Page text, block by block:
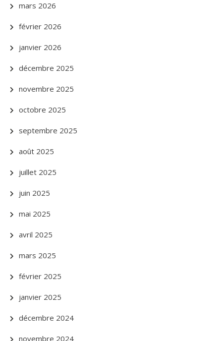
mars 2026
février 2026
janvier 2026
décembre 2025
novembre 2025
octobre 2025
septembre 2025
août 2025
juillet 2025
juin 2025
mai 2025
avril 2025
mars 2025
février 2025
janvier 2025
décembre 2024
novembre 2024